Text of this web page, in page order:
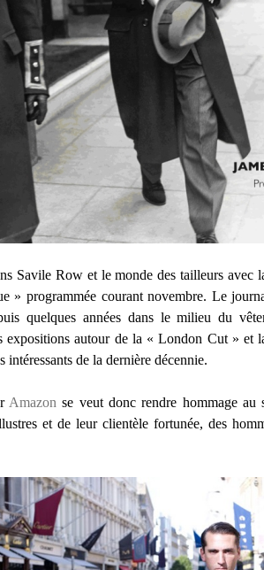
Savile Row et le monde des tailleurs avec
» programmée courant novembre. Le
quelques années dans le milieu du
expositions autour de la « London Cut » et
intéressants de la dernière décennie.
Amazon se veut donc rendre hommage
et de leur clientèle fortunée, des